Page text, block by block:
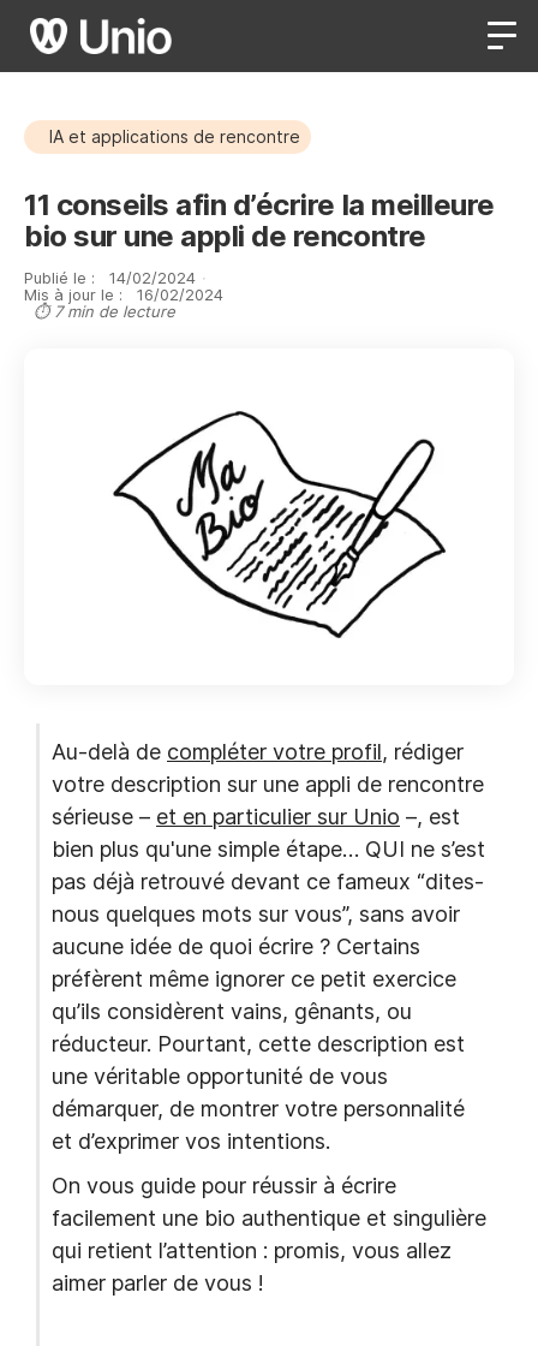
IA et applications de rencontre
11 conseils afin d’écrire la meilleure
bio sur une appli de rencontre
Publié le : 14/02/2024 ·
Mis à jour le :
16/02/2024
⏱ 7 min de lecture
Au-delà de compléter votre profil, rédiger
votre description sur une appli de rencontre
sérieuse – et en particulier sur Unio –, est
bien plus qu'une simple étape… QUI ne s’est
pas déjà retrouvé devant ce fameux “dites-
nous quelques mots sur vous”, sans avoir
aucune idée de quoi écrire ? Certains
préfèrent même ignorer ce petit exercice
qu’ils considèrent vains, gênants, ou
réducteur. Pourtant, cette description est
une véritable opportunité de vous
démarquer, de montrer votre personnalité
et d’exprimer vos intentions.
On vous guide pour réussir à écrire
facilement une bio authentique et singulière
qui retient l’attention : promis, vous allez
aimer parler de vous !